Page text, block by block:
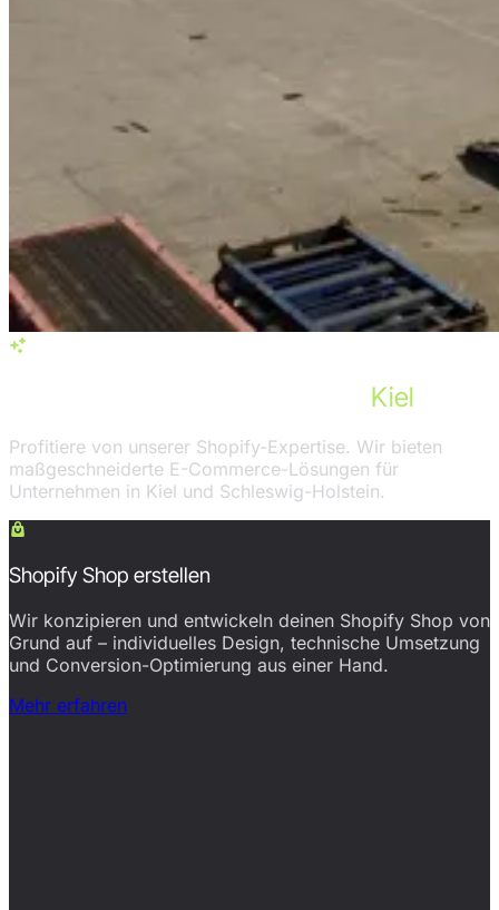
Kiel
Profitiere von unserer Shopify-Expertise. Wir bieten
maßgeschneiderte E-Commerce-Lösungen für
Unternehmen in Kiel und Schleswig-Holstein.
Shopify Shop erstellen
Wir konzipieren und entwickeln deinen Shopify Shop von
Grund auf – individuelles Design, technische Umsetzung
und Conversion-Optimierung aus einer Hand.
Mehr erfahren